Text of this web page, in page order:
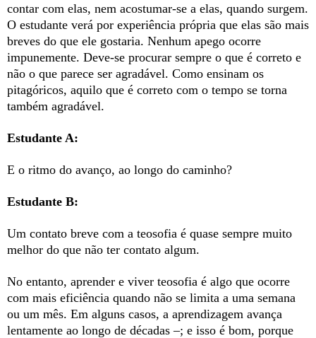
contar com elas, nem acostumar-se a elas, quando surgem.
O estudante verá por experiência própria que elas são mais
breves do que ele gostaria. Nenhum apego ocorre
impunemente. Deve-se procurar sempre o que é correto e
não o que parece ser agradável. Como ensinam os
pitagóricos, aquilo que é correto com o tempo se torna
também agradável.
Estudante A:
E o ritmo do avanço, ao longo do caminho?
Estudante B:
Um contato breve com a teosofia é quase sempre muito
melhor do que não ter contato algum.
No entanto, aprender e viver teosofia é algo que ocorre
com mais eficiência quando não se limita a uma semana
ou um mês. Em alguns casos, a aprendizagem avança
lentamente ao longo de décadas –; e isso é bom, porque